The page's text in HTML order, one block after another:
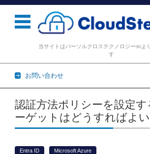
当サイトはパーソルクロステクノロジー㈱よ
す
お問い合わせ
コンテンツに移動
認証方法ポリシーを設定す
ーゲットはどうすればよ
Entra ID Microsoft Azure